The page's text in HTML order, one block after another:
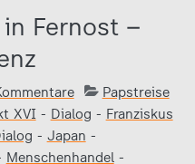
Fernost –
Papstreise
XVI - Dialog - Franziskus
- Japan -
Menschenhandel-